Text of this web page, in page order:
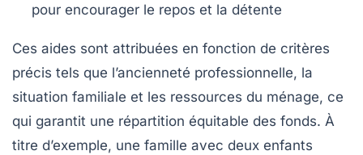
pour encourager le repos et la détente
Ces aides sont attribuées en fonction de critères
précis tels que l’ancienneté professionnelle, la
situation familiale et les ressources du ménage, ce
qui garantit une répartition équitable des fonds. À
titre d’exemple, une famille avec deux enfants